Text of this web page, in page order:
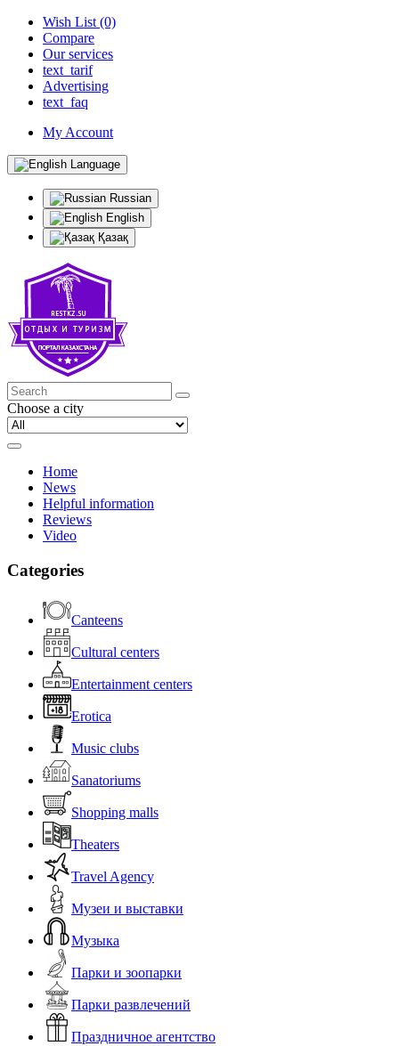
Wish List (0)
Compare
Our services
text_tarif
Advertising
text_faq
My Account
Language
Russian
English
Қазақ
Choose a city
Home
News
Helpful information
Reviews
Video
Categories
Canteens
Cultural centers
Entertainment centers
Erotica
Music clubs
Sanatoriums
Shopping malls
Theaters
Travel Agency
Музеи и выставки
Музыка
Парки и зоопарки
Парки развлечений
Праздничное агентство